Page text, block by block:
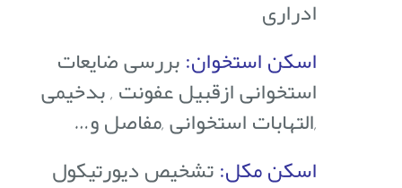
ادراری
اسکن استخوان: بررسی ضایعات
استخوانی ازقبیل عفونت , بدخیمی
,التهابات استخوانی ,مفاصل و…
اسکن مکل: تشخیص دیورتیکول